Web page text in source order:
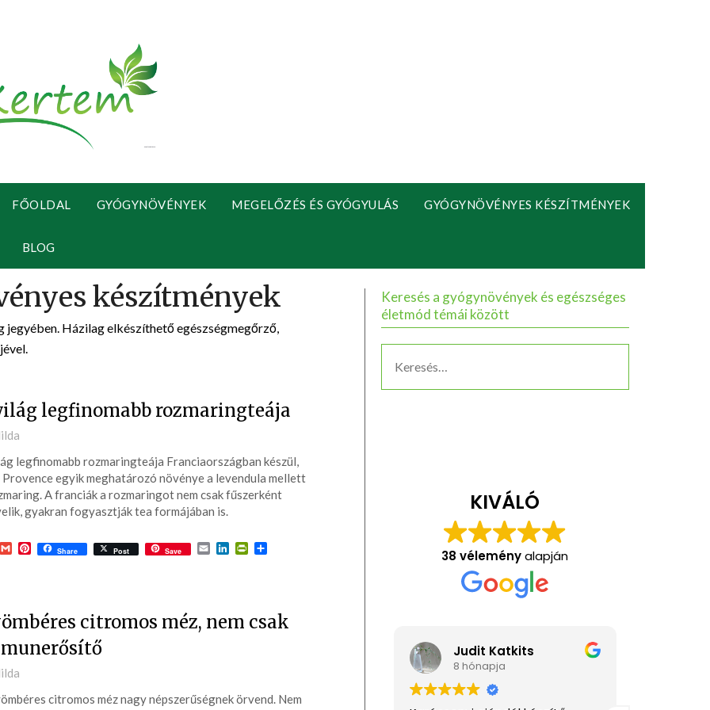
FŐOLDAL GYÓGYNÖVÉNYEK MEGELŐZÉS ÉS GYÓGYULÁS GYÓGYNÖVÉNYES KÉSZÍTMÉNYEK
BLOG
jegyében. Házilag elkészíthető egészségmegőrző,
legfinomabb rozmaringteája
legfinomabb rozmaringteája Franciaországban készül,
egyik meghatározó növénye a levendula mellett
A franciák a rozmaringot nem csak fűszerként
gyakran fogyasztják tea formájában is.
GmailPinterest
Share Post Save EmailLinkedInPrintFriendly
Ossza
citromos méz, nem csak
citromos méz nagy népszerűségnek örvend. Nem
Keresés a gyógynövények és egészséges
életmód témái között
KIVÁLÓ
38 véleményalapján
Anita Kis
1 éve